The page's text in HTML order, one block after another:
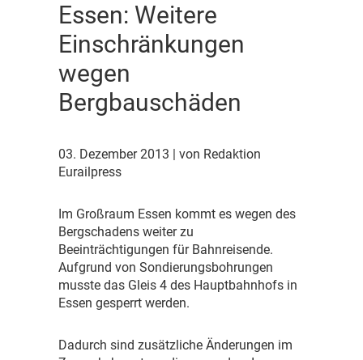
Essen: Weitere
Einschränkungen
wegen
Bergbauschäden
03. Dezember 2013
| von Redaktion
Eurailpress
m Großraum Essen kommt es wegen des
Bergschadens weiter zu
Beeinträchtigungen für Bahnreisende.
Aufgrund von Sondierungsbohrungen
musste das Gleis 4 des Hauptbahnhofs in
Essen gesperrt werden.
Dadurch sind zusätzliche Änderungen im